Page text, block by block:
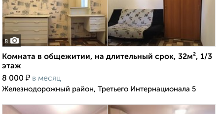
8
Комната в общежитии, на длительный срок, 32м², 1/3
этаж
8 000 ₽ в месяц
Железнодорожный район, Третьего Интернационала 5